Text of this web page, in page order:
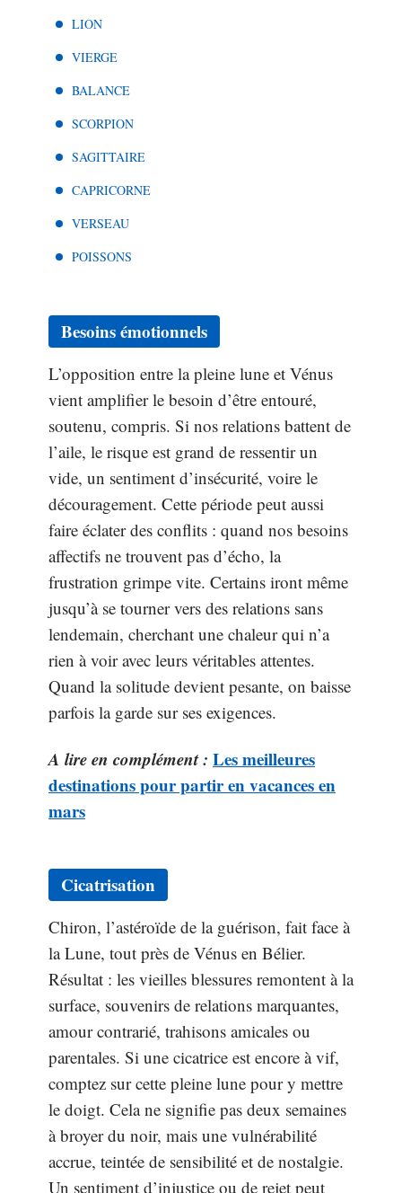
LION
VIERGE
BALANCE
SCORPION
SAGITTAIRE
CAPRICORNE
VERSEAU
POISSONS
Besoins émotionnels
L’opposition entre la pleine lune et Vénus
vient amplifier le besoin d’être entouré,
soutenu, compris. Si nos relations battent de
l’aile, le risque est grand de ressentir un
vide, un sentiment d’insécurité, voire le
découragement. Cette période peut aussi
faire éclater des conflits : quand nos besoins
affectifs ne trouvent pas d’écho, la
frustration grimpe vite. Certains iront même
jusqu’à se tourner vers des relations sans
lendemain, cherchant une chaleur qui n’a
rien à voir avec leurs véritables attentes.
Quand la solitude devient pesante, on baisse
parfois la garde sur ses exigences.
A lire en complément : Les meilleures
destinations pour partir en vacances en
mars
Cicatrisation
Chiron, l’astéroïde de la guérison, fait face à
la Lune, tout près de Vénus en Bélier.
Résultat : les vieilles blessures remontent à la
surface, souvenirs de relations marquantes,
amour contrarié, trahisons amicales ou
parentales. Si une cicatrice est encore à vif,
comptez sur cette pleine lune pour y mettre
le doigt. Cela ne signifie pas deux semaines
à broyer du noir, mais une vulnérabilité
accrue, teintée de sensibilité et de nostalgie.
Un sentiment d’injustice ou de rejet peut